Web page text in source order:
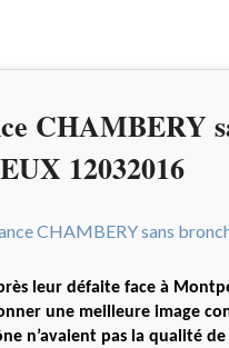
CHAMBERY
12032016
leur défaite face à
une meilleure image
n’avaient pas la qualité